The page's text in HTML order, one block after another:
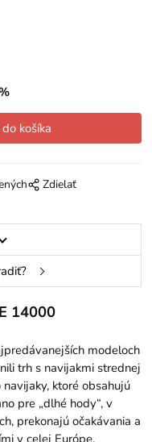
Zdielať
14000
modeloch
trh s navijakmi strednej
ktoré obsahujú
pre „dlhé hody“, v
prekonajú očakávania a